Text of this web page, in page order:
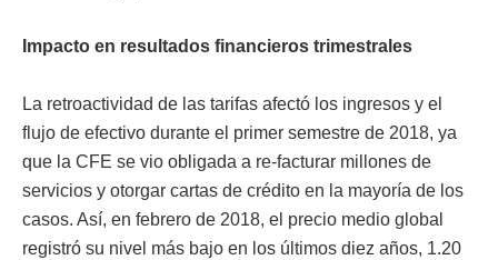
Impacto en resultados financieros trimestrales
La retroactividad de las tarifas afectó los ingresos y el
flujo de efectivo durante el primer semestre de 2018, ya
que la CFE se vio obligada a re-facturar millones de
servicios y otorgar cartas de crédito en la mayoría de los
casos. Así, en febrero de 2018, el precio medio global
registró su nivel más bajo en los últimos diez años, 1.20